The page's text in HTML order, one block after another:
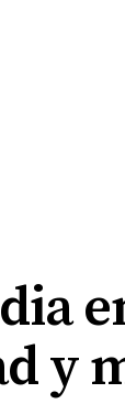
y